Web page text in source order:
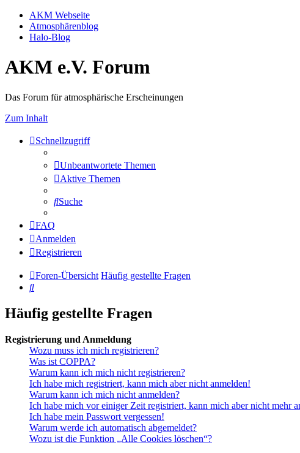
AKM Webseite
Atmosphärenblog
Halo-Blog
AKM e.V. Forum
Das Forum für atmosphärische Erscheinungen
Zum Inhalt
Schnellzugriff
Unbeantwortete Themen
Aktive Themen
Suche
FAQ
Anmelden
Registrieren
Foren-Übersicht Häufig gestellte Fragen
Suche
Häufig gestellte Fragen
Registrierung und Anmeldung
Wozu muss ich mich registrieren?
Was ist COPPA?
Warum kann ich mich nicht registrieren?
Ich habe mich registriert, kann mich aber nicht anmelden!
Warum kann ich mich nicht anmelden?
Ich habe mich vor einiger Zeit registriert, kann mich aber nicht mehr
Ich habe mein Passwort vergessen!
Warum werde ich automatisch abgemeldet?
Wozu ist die Funktion „Alle Cookies löschen“?